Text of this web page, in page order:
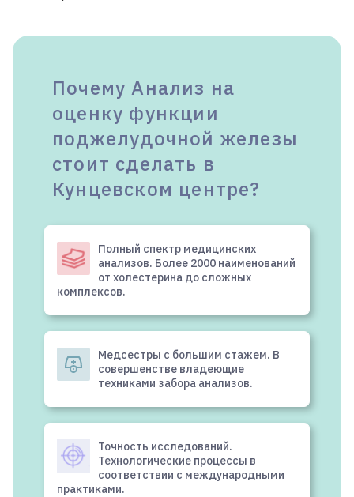
Клиника предоставляет справку дляналогового
Почему Анализ на
оценку функции
поджелудочной железы
стоит сделать в
Кунцевском центре?
Полный спектр медицинских
анализов. Более 2000 наименований
от холестерина до сложных
комплексов.
Медсестры с большим стажем. В
совершенстве владеющие
техниками забора анализов.
Точность исследований.
Технологические процессы в
соответствии с международными
практиками.